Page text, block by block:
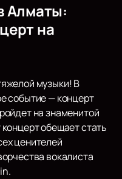
Алматы:
на
музыки! В
событие — концерт
на знаменитой
обещает стать
ценителей
вокалиста